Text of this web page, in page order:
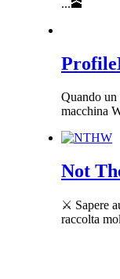
...🕋
Quando un
macchina
Not
⚔️ Sapere
raccolta